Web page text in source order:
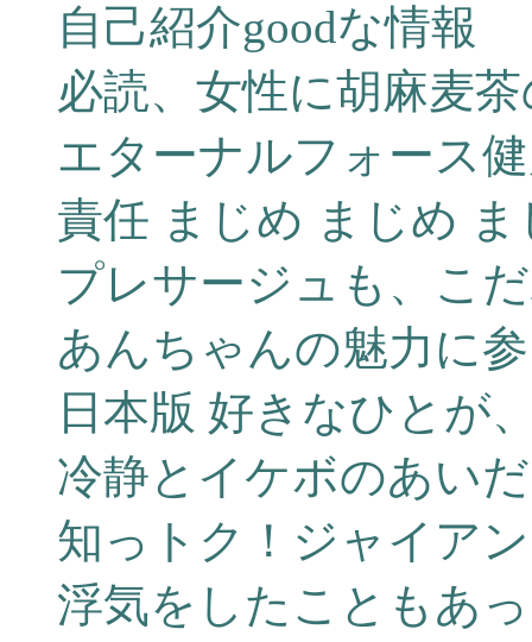
自己紹介goodな情報
必読、女性に胡麻麦
エターナルフォース
責任 まじめ まじめ ま
プレサージュも、こ
あんちゃんの魅力に
日本版 好きなひとが
冷静とイケボのあいだ
知っトク！ジャイア
浮気をしたこともあ